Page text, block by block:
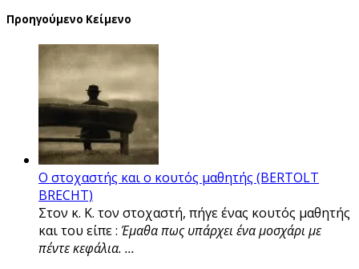
Προηγούμενο Κείμενο
Ο στοχαστής και ο κουτός μαθητής (BERTOLT
BRECHT)
Στον κ. Κ. τον στοχαστή, πήγε ένας κουτός μαθητής
και του είπε : Έμαθα πως υπάρχει ένα μοσχάρι με
πέντε κεφάλια. ...